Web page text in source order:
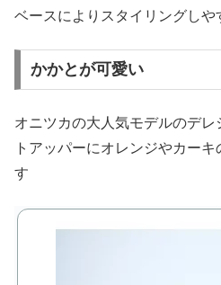
ベースによりスタイリングし
かかとが可愛い
オニツカの大人気モデルのデレ
トアッパーにオレンジやカー
す